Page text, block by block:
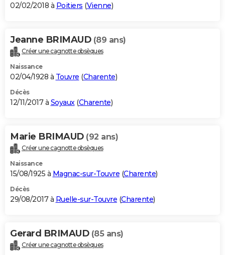
02/02/2018 à Poitiers (Vienne)
Jeanne BRIMAUD (89 ans)
Créer une cagnotte obsèques
Naissance
02/04/1928 à Touvre (Charente)
Décès
12/11/2017 à Soyaux(Charente)
Marie BRIMAUD (92 ans)
Créer une cagnotte obsèques
Naissance
15/08/1925 à Magnac-sur-Touvre (Charente)
Décès
29/08/2017 à Ruelle-sur-Touvre (Charente)
Gerard BRIMAUD (85 ans)
Créer une cagnotte obsèques